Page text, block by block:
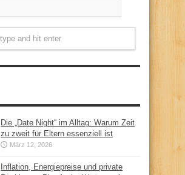
Die „Date Night“ im Alltag: Warum Zeit
zu zweit für Eltern essenziell ist
März 12, 2026
Inflation, Energiepreise und private